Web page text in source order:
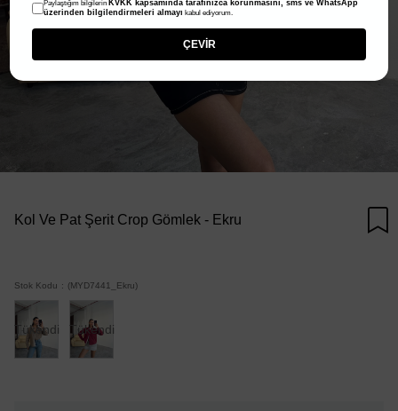
Kol Ve Pat Şerit Crop Gömlek - Ekru
Stok Kodu (MYD7441_Ekru)
Tükendi Tükendi
Paylaştığım bilgilerin KVKK kapsamında tarafınızca korunmasını, sms ve WhatsApp
üzerinden bilgilendirmeleri almayı kabul ediyorum.
ÇEVİR